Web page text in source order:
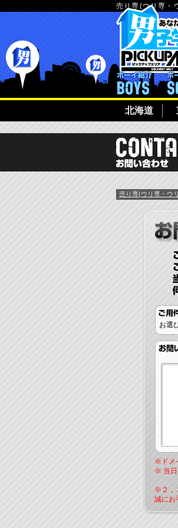
売り専(ウリ専・
北海道
ボー
売り専(ウリ専・ウ
お選
※ドメ
※ 当日
※２，
誠にお